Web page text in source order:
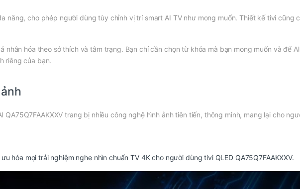
năng, cho phép người dùng tùy chỉnh vị trí smart AI TV như mong muốn. Thiết kế tivi cũng
nhân hóa theo sở thích và tâm trạng. Bạn chỉ cần chọn từ khóa mà bạn mong muốn và để
riêng của bạn.
QA75Q7FAAKXXV trang bị nhiều công nghệ hình ảnh tiên tiến, thông minh, mang lại cho
hóa mọi trải nghiệm nghe nhìn chuẩn TV 4K cho người dùng tivi QLED QA75Q7FAAKXXV.